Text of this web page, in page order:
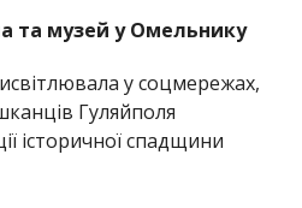
та музей у Омельнику
у соцмережах,
Гуляйполя
історичної спадщини